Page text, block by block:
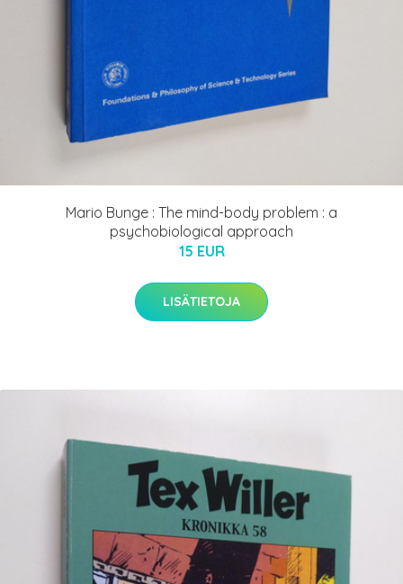
Mario Bunge : The mind-body problem : a
psychobiological approach
15 EUR
LISÄTIETOJA